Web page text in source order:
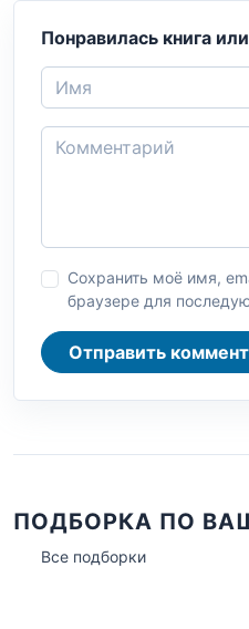
Понравилась книга
Сохранить моё имя,
браузере для
Отправить
ПОДБОРКА ПО
Все подборки